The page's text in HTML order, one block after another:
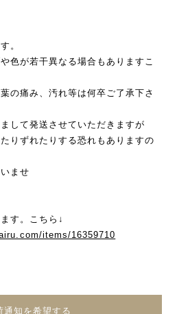
。
色が若干異なる場合もありますこ
の痛み、汚れ等は何卒ご了承下さ
して発送させていただきますが
りずれたりする恐れもありますの
ませ
す。こちら↓
items/16359710
通知を希望する